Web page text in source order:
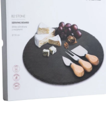
Zwart
€22,95
€16,95
In winkelwagen